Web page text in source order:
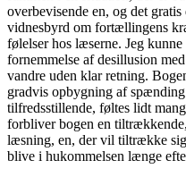
overbevisende en, og det
vidnesbyrd om fortællingens
følelser hos læserne. Jeg
fornemmelse af desillusion
vandre uden klar retning.
gradvis opbygning af
tilfredsstillende, føltes lidt
forbliver bogen en
læsning, en, der vil tiltrække
blive i hukommelsen længe